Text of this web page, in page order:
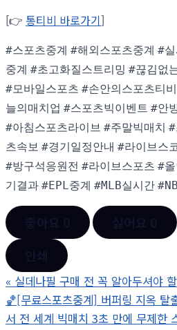
[👉 통티비 바로가기]
#스포츠중계 #해외스포츠중계 #
중계 #초고화질스트리밍 #끊김없
#모바일스포츠 #손안의스포츠티비
늘의매치업 #스포츠빅이벤트 #안
#아침스포츠라이브 #주말빅매치 #
츠속보 #경기일정안내 #라이브스
#방구석응원전 #라이브스포츠 #
기결과 #EPL중계 #MLB실시간
« 실데나필 구매 전 꼭 알아두셔야
🏀[무료스포츠중계] 버퍼링 지옥
서 전 세계 빅매치 3초 만에 무제한